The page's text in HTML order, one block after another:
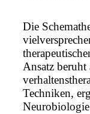
Die
Ansatz
Techniken,